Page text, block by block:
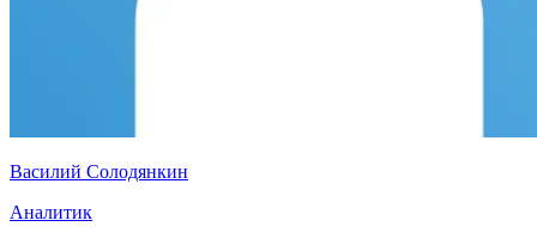
Василий Солодянкин
Аналитик